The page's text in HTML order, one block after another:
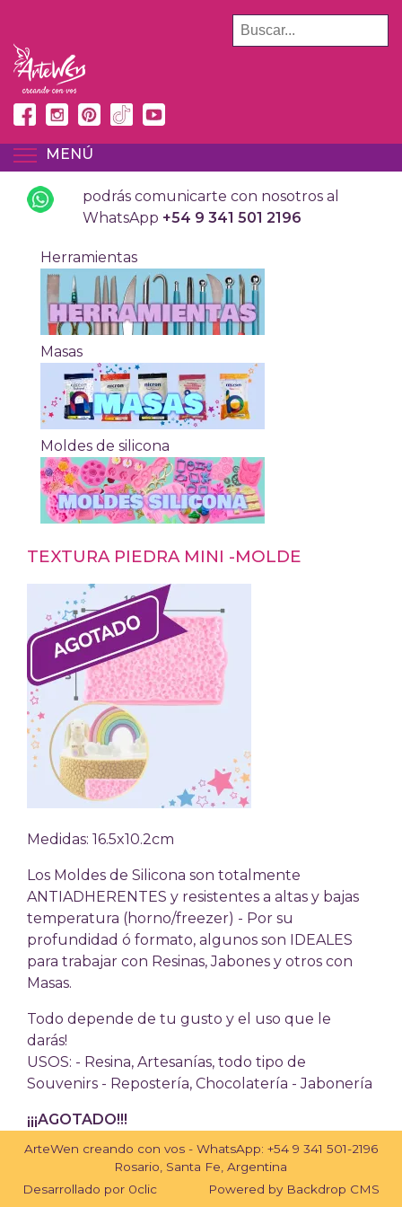
contenido
principal
BUSCAR
MENÚ
podrás comunicarte con nosotros al
WhatsApp +54 9 341 501 2196
Herramientas
Masas
Moldes de silicona
TEXTURA PIEDRA MINI -MOLDE
Medidas: 16.5x10.2cm
Los Moldes de Silicona son totalmente
ANTIADHERENTES y resistentes a altas y bajas
temperatura (horno/freezer) - Por su
profundidad ó formato, algunos son IDEALES
para trabajar con Resinas, Jabones y otros con
Masas.
Todo depende de tu gusto y el uso que le
darás!
USOS: - Resina, Artesanías, todo tipo de
Souvenirs - Repostería, Chocolatería - Jabonería
¡¡¡AGOTADO!!!
ArteWen creando con vos - WhatsApp: +54 9 341 501-2196
Rosario, Santa Fe, Argentina
Desarrollado por 0clic Powered by Backdrop CMS